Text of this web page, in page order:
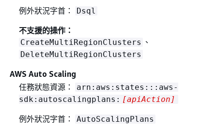
例外狀況字首： Dsql
不支援的操作：
CreateMultiRegionClusters 、
DeleteMultiRegionClusters
AWS Auto Scaling
任務狀態資源：
arn:aws:states:::aws-
sdk:autoscalingplans: [apiAction]
例外狀況字首： AutoScalingPlans